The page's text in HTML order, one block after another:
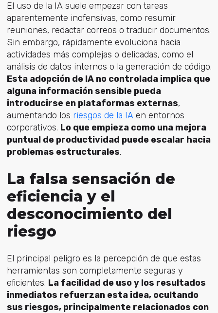
El uso de la IA suele empezar con tareas
aparentemente inofensivas, como resumir
reuniones, redactar correos o traducir documentos.
Sin embargo, rápidamente evoluciona hacia
actividades más complejas o delicadas, como el
análisis de datos internos o la generación de código.
Esta adopción de IA no controlada implica que
alguna información sensible pueda
introducirse en plataformas externas,
aumentando los riesgos de la IAen entornos
corporativos. Lo que empieza como una mejora
puntual de productividad puede escalar hacia
problemas estructurales.
La falsa sensación de
eficiencia y el
desconocimiento del
riesgo
El principal peligro es la percepción de que estas
herramientas son completamente seguras y
eficientes. La facilidad de uso y los resultados
inmediatos refuerzan esta idea, ocultando
sus riesgos, principalmente relacionados con